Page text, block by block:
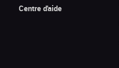
Centre d'aide